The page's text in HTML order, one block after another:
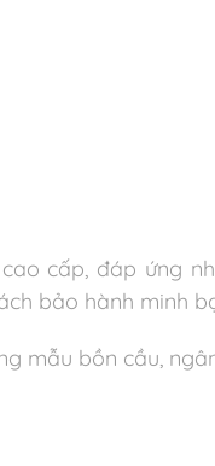
cấp, đáp ứng
bảo hành minh
mẫu bồn cầu,